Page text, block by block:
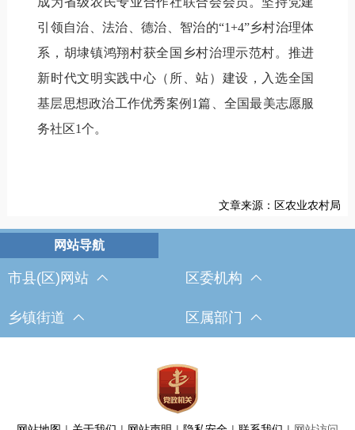
引领自治、法治、德治、智治的“1+4”乡村治理体
系，胡埭镇鸿翔村获全国乡村治理示范村。推进
新时代文明实践中心（所、站）建设，入选全国
基层思想政治工作优秀案例1篇、全国最美志愿服
务社区1个。
文章来源：区农业农村局
市县(区)网站 区委机构
乡镇街道 区属部门